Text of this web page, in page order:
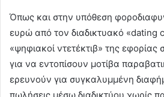
Όπως και στην υπόθεση
ευρώ από τον διαδικτυακό «dating
«ψηφιακοί ντετέκτιβ» της
για να εντοπίσουν μοτίβα
ερευνούν για συγκαλυμμένη